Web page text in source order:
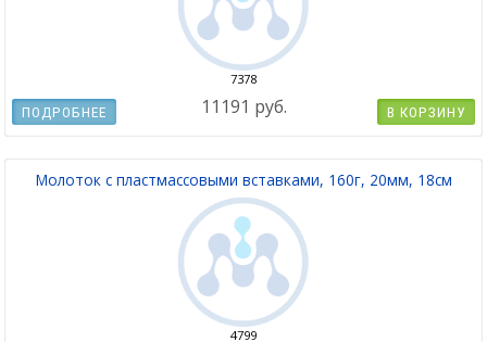
7378
11191 руб. В КОРЗИНУ
ПОДРОБНЕЕ
Молоток с пластмассовыми вставками, 160г, 20мм, 18см
4799